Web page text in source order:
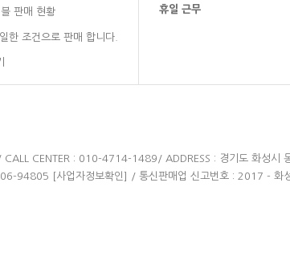
판매 현황
한 조건으로 판매 합니다.
휴일 근무
CENTER : 010-4714-1489/ ADDRESS : 경기도 화성시
06-94805 [사업자정보확인] / 통신판매업 신고번호 : 2017 - 화